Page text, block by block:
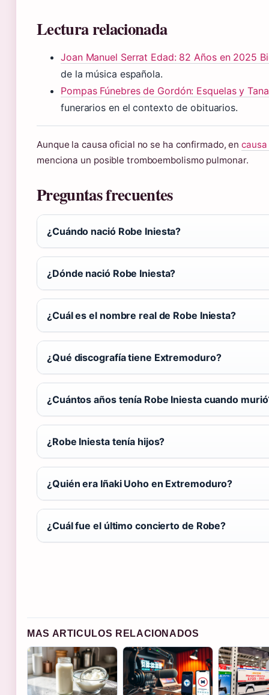
Lectura relacionada
Joan Manuel Serrat Edad: 82 Años en 2025
de la música española.
Pompas Fúnebres de Gordón: Esquelas y
funerarios en el contexto de obituarios.
Aunque la causa oficial no se ha confirmado, en
menciona un posible tromboembolismo pulmonar.
Preguntas frecuentes
¿Cuándo nació Robe Iniesta?
¿Dónde nació Robe Iniesta?
¿Cuál es el nombre real de Robe Iniesta?
¿Qué discografía tiene Extremoduro?
¿Cuántos años tenía Robe Iniesta cuando
¿Robe Iniesta tenía hijos?
¿Quién era Iñaki Uoho en Extremoduro?
¿Cuál fue el último concierto de Robe?
MAS ARTICULOS RELACIONADOS